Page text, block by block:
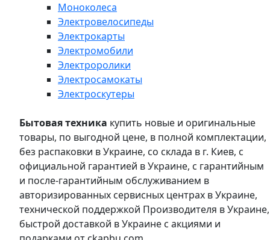
Моноколеса
Электровелосипеды
Электрокарты
Электромобили
Электроролики
Электросамокаты
Электроскутеры
Бытовая техника купить новые и оригинальные
товары, по выгодной цене, в полной комплектации,
без распаковки в Украине, со склада в г. Киев, с
официальной гарантией в Украине, с гарантийным
и после-гарантийным обслуживанием в
авторизированных сервисных центрах в Украине,
технической поддержкой Производителя в Украине,
быстрой доставкой в Украине с акциями и